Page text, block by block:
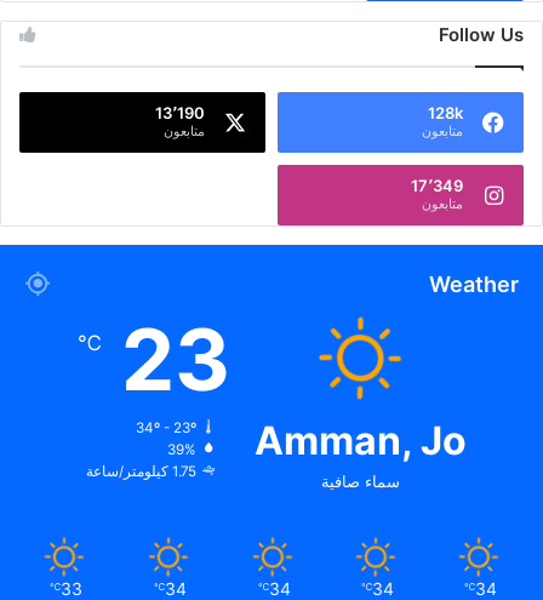
Follow Us
128k
متابعون
13٬190
متابعون
17٬349
متابعون
Weather
Amman, Jo
سماء صافية
23
℃
34º - 23º
39%
1.75 كيلومتر/ساعة
34
℃
34
℃
34
℃
34
℃
33
℃